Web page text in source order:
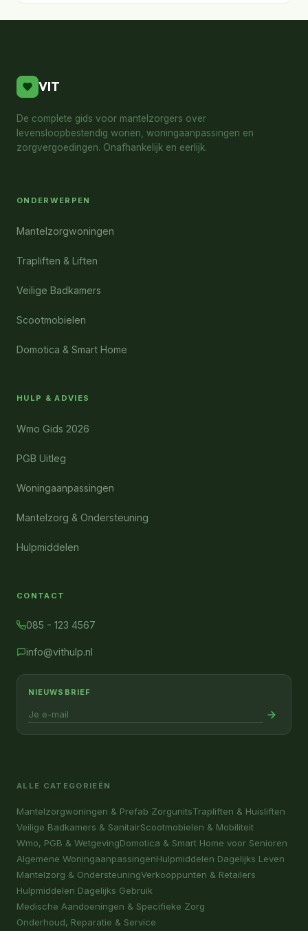
VIT
De complete gids voor mantelzorgers over
levensloopbestendig wonen, woningaanpassingen en
zorgvergoedingen. Onafhankelijk en eerlijk.
ONDERWERPEN
Mantelzorgwoningen
Trapliften & Liften
Veilige Badkamers
Scootmobielen
Domotica & Smart Home
HULP & ADVIES
Wmo Gids 2026
PGB Uitleg
Woningaanpassingen
Mantelzorg & Ondersteuning
Hulpmiddelen
CONTACT
085 - 123 4567
info@vithulp.nl
NIEUWSBRIEF
ALLE CATEGORIEËN
Mantelzorgwoningen & Prefab ZorgunitsTrapliften & Huisliften
Veilige Badkamers & SanitairScootmobielen & Mobiliteit
Wmo, PGB & WetgevingDomotica & Smart Home voor Senioren
Algemene WoningaanpassingenHulpmiddelen Dagelijks Leven
Mantelzorg & OndersteuningVerkooppunten & Retailers
Hulpmiddelen Dagelijks Gebruik
Medische Aandoeningen & Specifieke Zorg
Onderhoud, Reparatie & Service